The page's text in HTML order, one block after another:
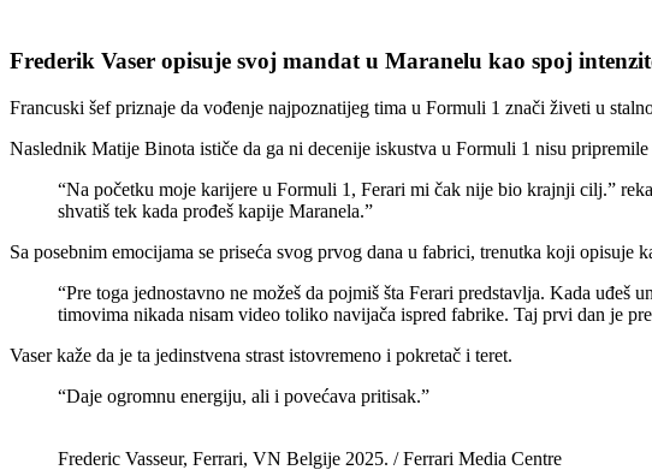
Frederik Vaser opisuje svoj mandat u Maranelu kao spoj
Francuski šef priznaje da vođenje najpoznatijeg tima u Formuli 1 znači živeti u
Naslednik Matije Binota ističe da ga ni decenije iskustva u Formuli 1 nisu
“Na početku moje karijere u Formuli 1, Ferari mi čak nije bio krajnji cilj.”
shvatiš tek kada prođeš kapije Maranela.”
Sa posebnim emocijama se priseća svog prvog dana u fabrici, trenutka koji opisuje
“Pre toga jednostavno ne možeš da pojmiš šta Ferari predstavlja. Kada
timovima nikada nisam video toliko navijača ispred fabrike. Taj prvi dan je
Vaser kaže da je ta jedinstvena strast istovremeno i pokretač i teret.
“Daje ogromnu energiju, ali i povećava pritisak.”
Frederic Vasseur, Ferrari, VN Belgije 2025. / Ferrari Media Centre